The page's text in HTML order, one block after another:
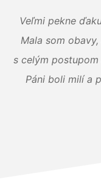
Veľmi pekne
Mala som
s celým
Páni boli milí a